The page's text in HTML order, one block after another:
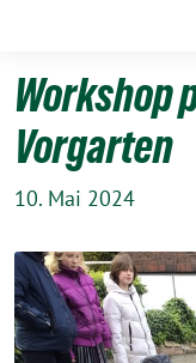
Workshop
Vorgarten
10. Mai 2024